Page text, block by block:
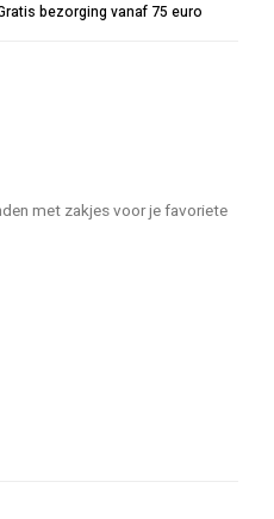
bezorging vanaf 75 euro
met zakjes voor je favoriete